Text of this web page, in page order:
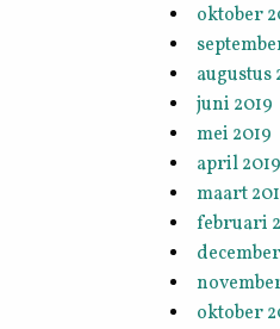
oktober
augustus
juni 2019
mei 2019
april 2019
maart
februari
oktober